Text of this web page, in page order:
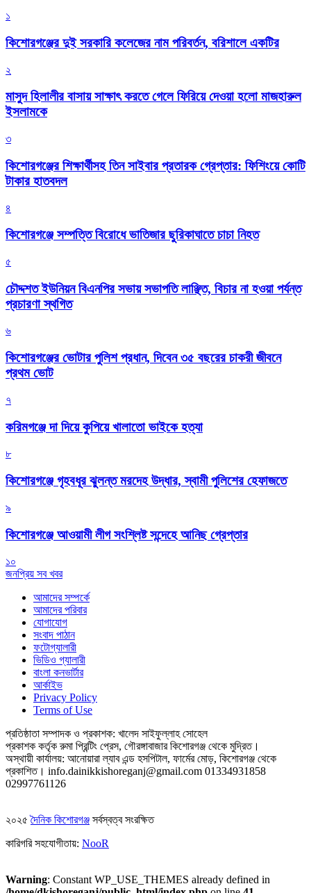
১
কিশোরগঞ্জের দুই সরকারি কলেজের নাম পরিবর্তন, বরিশালে একটির
২
মাসুদ হিলালীর বাসায় সাক্ষাৎ করতে গেলে ফিরিয়ে দেওয়া হলো মাজহারুল
ইসলামকে
৩
কিশোরগঞ্জের শিক্ষার্থীসহ তিন সাইবার প্রতারক গ্রেপ্তার: ফিশিংয়ে কোটি
টাকার হাতবদল
৪
কিশোরগঞ্জে সম্পত্তি বিরোধে ভাতিজার ছুরিকাঘাতে চাচা নিহত
৫
চৌদ্দশত ইউনিয়ন বিএনপির সভায় সভাপতি লাঞ্ছিত, বিচার না হওয়া পর্যন্ত
প্রচারণা স্থগিত
৬
কিশোরগঞ্জের ভোটার পুলিশ প্রধান, দিবেন ৩৫ বছরের চাকরী জীবনে
প্রথম ভোট
৭
করিমগঞ্জে দা দিয়ে কুপিয়ে খালাতো ভাইকে হত্যা
৮
কিশোরগঞ্জে গৃহবধূর ঝুলন্ত মরদেহ উদ্ধার, স্বামী পুলিশের হেফাজতে
৯
কিশোরগঞ্জে আওয়ামী লীগ সংশ্লিষ্ট সন্দেহে আনিছ গ্রেপ্তার
১০
জনপ্রিয় সব খবর
আমাদের সম্পর্কে
আমাদের পরিবার
যোগাযোগ
সংবাদ পাঠান
ফটোগ্যালারী
ভিডিও গ্যালারী
বাংলা কনভার্টার
আর্কাইভ
Privacy Policy
Terms of Use
প্রতিষ্ঠাতা সম্পাদক ও প্রকাশক: খালেদ সাইফুল্লাহ সোহেল
প্রকাশক কর্তৃক রুমা প্রিন্টিং প্রেস, গৌরঙ্গাবাজার কিশোরগঞ্জ থেকে মুদ্রিত।
অস্থায়ী কার্যালয়: আনোয়ারা ল্যাব এন্ড হসপিটাল, ফার্মের মোড়, কিশোরগঞ্জ থেকে
প্রকাশিত। info.dainikkishoreganj@gmail.com 01334931858
02997761126
২০২৫দৈনিক কিশোরগঞ্জ সর্বস্বত্ব সংরক্ষিত
কারিগরি সহযোগীতায়: NooR
Warning: Constant WP_USE_THEMES already defined in